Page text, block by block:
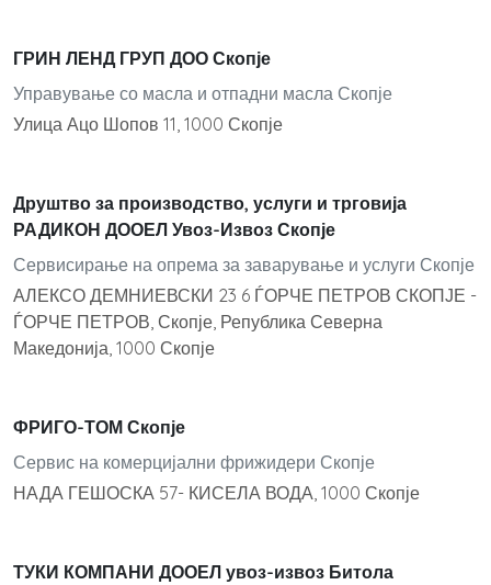
ГРИН ЛЕНД ГРУП ДОО Скопје
Управување со масла и отпадни масла Скопје
Улица Ацо Шопов 11, 1000 Скопје
Друштво за производство, услуги и трговија
РАДИКОН ДООЕЛ Увоз-Извоз Скопје
Сервисирање на опрема за заварување и услуги Скопје
АЛЕКСО ДЕМНИЕВСКИ 23 6 ЃОРЧЕ ПЕТРОВ СКОПЈЕ -
ЃОРЧЕ ПЕТРОВ, Скопје, Република Северна
Македонија, 1000 Скопје
ФРИГО-ТОМ Скопје
Сервис на комерцијални фрижидери Скопје
НАДА ГЕШОСКА 57- КИСЕЛА ВОДА, 1000 Скопје
ТУКИ КОМПАНИ ДООЕЛ увоз-извоз Битола